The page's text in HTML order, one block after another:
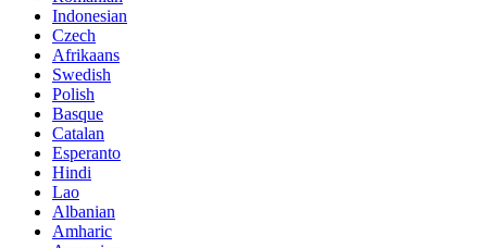
Indonesian
Czech
Afrikaans
Swedish
Polish
Basque
Catalan
Esperanto
Hindi
Lao
Albanian
Amharic